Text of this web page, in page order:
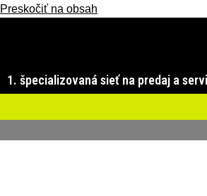
Preskočiť na obsah
1. špecializovaná sieť na predaj a